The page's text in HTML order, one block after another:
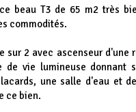
beau T3 de 65 m2 très
commodités.
sur 2 avec ascenseur d'une
de vie lumineuse donnant
une salle d'eau et
ce bien.